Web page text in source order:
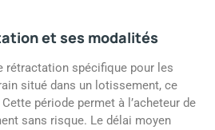
et ses modalités
rétractation spécifique pour les
situé dans un lotissement, ce
période permet à l’acheteur de
sans risque. Le délai moyen